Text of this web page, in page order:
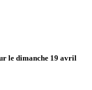
le dimanche 19 avril